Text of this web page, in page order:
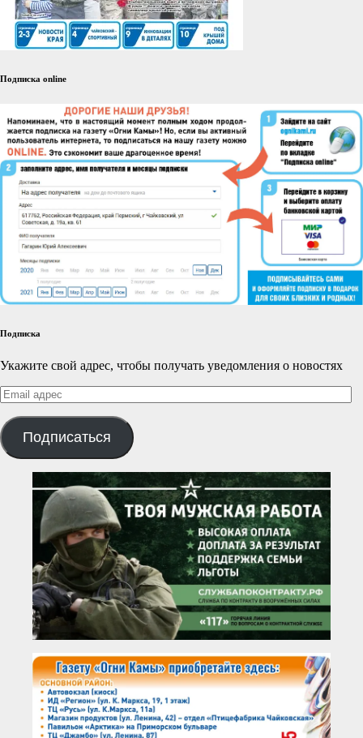
Подписка online
Подписка
Укажите свой адрес, чтобы получать уведомления о новостях
Email
адрес
Подписаться